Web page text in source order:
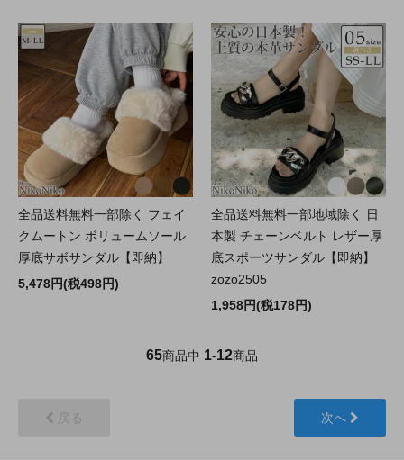
全品送料無料一部除く フェイ
クムートン ボリュームソール
厚底サボサンダル【即納】
5,478円(税498円)
全品送料無料一部地域除く 日
本製 チェーンベルト レザー厚
底スポーツサンダル【即納】
zozo2505
1,958円(税178円)
65商品中 1-12商品
戻る 次へ